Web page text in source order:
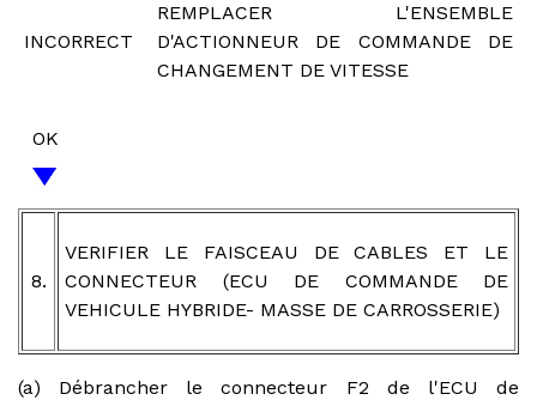
INCORRECT
REMPLACER L'ENSEMBLE
D'ACTIONNEUR DE COMMANDE DE
CHANGEMENT DE VITESSE
OK
8.
VERIFIER LE FAISCEAU DE CABLES ET LE
CONNECTEUR (ECU DE COMMANDE DE
VEHICULE HYBRIDE- MASSE DE CARROSSERIE)
(a) Débrancher le connecteur F2 de l'ECU de